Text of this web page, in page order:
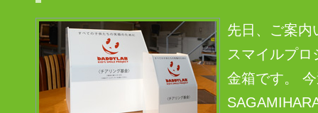
先日、ご案内
スマイルプ
金箱です。